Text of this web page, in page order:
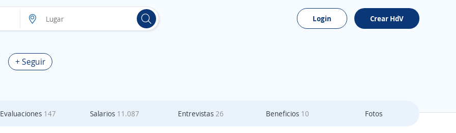
Login Crear HdV
+ Seguir
Evaluaciones 147 Salarios 11.087 Entrevistas 26 Beneficios 10 Fotos